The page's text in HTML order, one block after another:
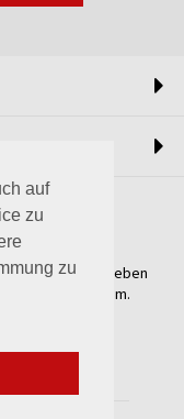
auf
zu
zu
und unser Streben
Anlagen um.